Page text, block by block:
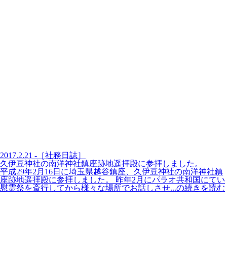
2017.2.21 -［社務日誌］
久伊豆神社の南洋神社鎮座跡地遥拝殿に参拝しました。
平成29年2月16日に埼玉県越谷鎮座、久伊豆神社の南洋神社鎮
座跡地遥拝殿に参拝しました。 昨年2月にパラオ共和国にてい
慰霊祭を斎行してから様々な場所でお話しさせ...の続きを読む